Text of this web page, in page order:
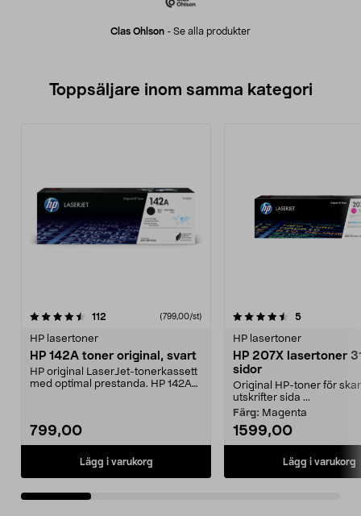
Clas Ohlson - Se alla produkter
Toppsäljare inom samma kategori
112 (799,00/st)
HP lasertoner
HP 142A toner original, svart
HP original LaserJet-tonerkassett
med optimal prestanda. HP 142A
799,00
Lägg i varukorg
4.5 av 5 stjärnor 5recensioner
HP lasertoner
HP 207X lasertoner
sidor
Original HP-toner för
utskrifter sida ...
Färg: Magenta
1599,00
Lägg i varukorg
4.5 av 5 stjärnor